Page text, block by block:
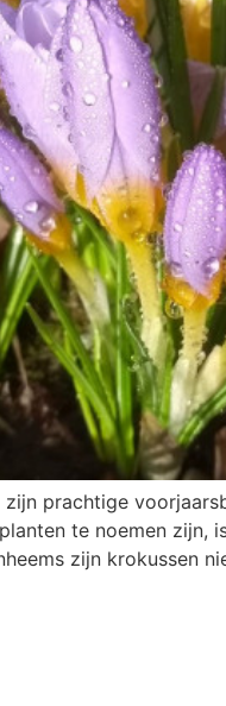
prachtige
te noemen
zijn krokussen